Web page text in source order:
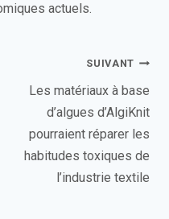
actuels.
SUIVANT
Les matériaux à base
d’algues d’AlgiKnit
pourraient réparer les
habitudes toxiques de
l’industrie textile